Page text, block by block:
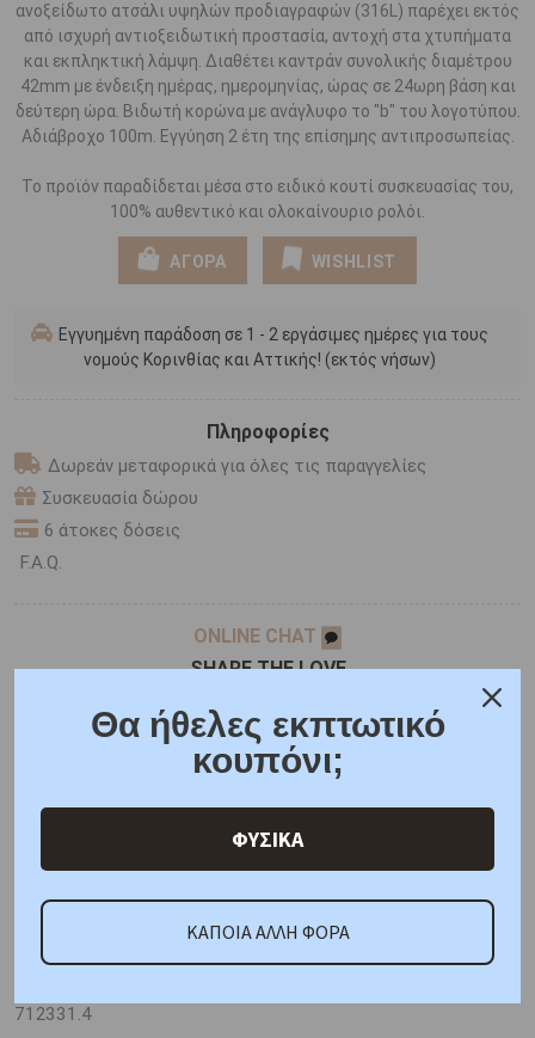
ανοξείδωτο ατσάλι υψηλών προδιαγραφών (316L) παρέχει εκτός
από ισχυρή αντιοξειδωτική προστασία, αντοχή στα χτυπήματα
και εκπληκτική λάμψη. Διαθέτει καντράν συνολικής διαμέτρου
42mm με ένδειξη ημέρας, ημερομηνίας, ώρας σε 24ωρη βάση και
δεύτερη ώρα. Βιδωτή κορώνα με ανάγλυφο το "b" του λογοτύπου.
Αδιάβροχο 100m. Εγγύηση 2 έτη της επίσημης αντιπροσωπείας.
Το προϊόν παραδίδεται μέσα στο ειδικό κουτί συσκευασίας του,
100% αυθεντικό και ολοκαίνουριο ρολόι.
ΑΓΟΡΑ WISHLIST
Εγγυημένη παράδοση σε 1 - 2 εργάσιμες ημέρες για τους
νομούς Κορινθίας και Αττικής! (εκτός νήσων)
Πληροφορίες
Δωρεάν μεταφορικά για όλες τις παραγγελίες
Συσκευασία δώρου
6 άτοκες δόσεις
F.A.Q.
ONLINE CHAT
SHARE THE LOVE
Χαρακτηριστικά Χαρακτηριστικά Ρολογιών
ΚΑΤΟΠΙΝ ΠΑΡΑΓΓΕΛΙΑΣ
712331.4
Θα ήθελες εκπτωτικό
κουπόνι;
ΦΥΣΙΚΑ
ΚΑΠΟΙΑ ΑΛΛΗ ΦΟΡΑ